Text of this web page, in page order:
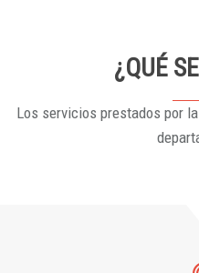
¿QUÉ
Los servicios prestados por